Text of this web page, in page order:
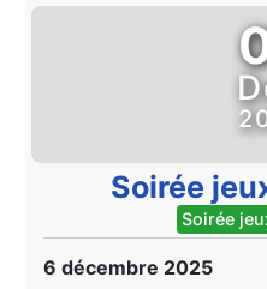
Soirée
Soirée
6 décembre 2025